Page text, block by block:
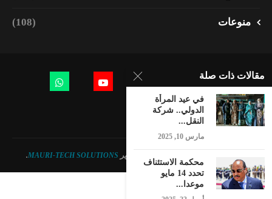
منوعات (108)
MAURI-TECH SOLUTIONS
.
مقالات ذات صلة
في عيد المرأة
الدولي.. شركة
النقل...
مارس 10, 2025
محكمة الاستئناف
تحدد 14 مايو
موعدا...